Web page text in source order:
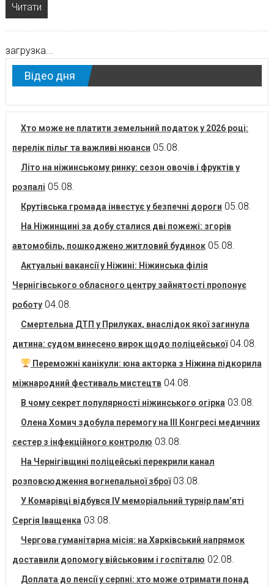
Читати
загрузка...
Відео дня
Хто може не платити земельний податок у 2026 році:
перелік пільг та важливі нюанси 05.08.
Літо на ніжинському ринку: сезон овочів і фруктів у
розпалі 05.08.
Крутівська громада інвестує у безпечні дороги 05.08.
На Ніжинщині за добу сталися дві пожежі: згорів
автомобіль, пошкоджено житловий будинок 05.08.
Актуальні вакансії у Ніжині: Ніжинська філія
Чернігівського обласного центру зайнятості пропонує
роботу 04.08.
Смертельна ДТП у Прилуках, внаслідок якої загинула
дитина: судом винесено вирок щодо поліцейської 04.08.
Переможні канікули: юна акторка з Ніжина підкорила
міжнародний фестиваль мистецтв 04.08.
В чому секрет популярності ніжинського огірка 03.08.
Олена Хомич здобула перемогу на ІІІ Конгресі медичних
сестер з інфекційного контролю 03.08.
На Чернігівщині поліцейські перекрили канал
розповсюдження вогнепальної зброї 03.08.
У Комарівці відбувся IV меморіальний турнір пам’яті
Сергія Іващенка 03.08.
Чергова гуманітарна місія: на Харківський напрямок
доставили допомогу військовим і госпіталю 02.08.
Доплата до пенсії у серпні: хто може отримати понад